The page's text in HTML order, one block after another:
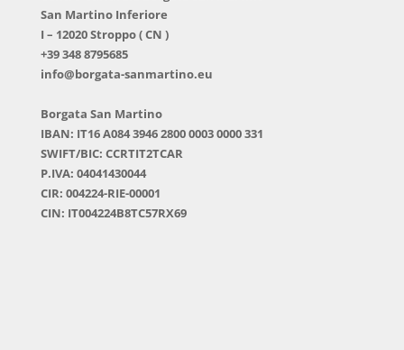
San Martino Inferiore
I – 12020 Stroppo ( CN )
+39 348 8795685
info@borgata-sanmartino.eu
Borgata San Martino
IBAN: IT16 A084 3946 2800 0003 0000 331
SWIFT/BIC: CCRTIT2TCAR
P.IVA: 04041430044
CIR: 004224-RIE-00001
CIN: IT004224B8TC57RX69